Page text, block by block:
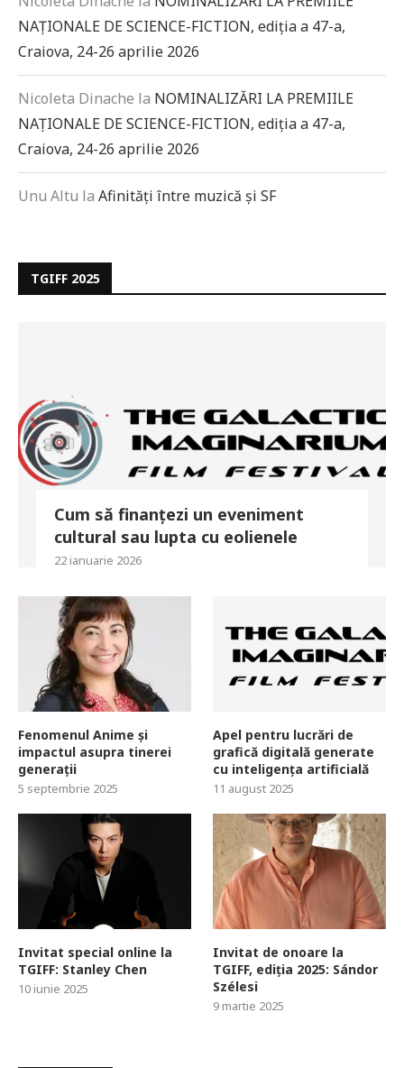
NAȚIONALE DE SCIENCE-FICTION, ediția a 47-a,
Craiova, 24-26 aprilie 2026
Nicoleta Dinache la NOMINALIZĂRI LA PREMIILE
NAȚIONALE DE SCIENCE-FICTION, ediția a 47-a,
Craiova, 24-26 aprilie 2026
Unu Altu la Afinități între muzică și SF
TGIFF 2025
Cum să finanțezi un eveniment
cultural sau lupta cu eolienele
22 ianuarie 2026
Fenomenul Anime și
impactul asupra tinerei
generații
5 septembrie 2025
Apel pentru lucrări de
grafică digitală generate
cu inteligența artificială
11 august 2025
Invitat special online la
TGIFF: Stanley Chen
10 iunie 2025
Invitat de onoare la
TGIFF, ediția 2025: Sándor
Szélesi
9 martie 2025